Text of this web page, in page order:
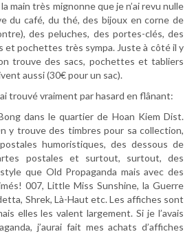
main très mignonne que je n’ai revu nulle
du café, du thé, des bijoux en corne de
des peluches, des portes-clés, des
et pochettes très sympa. Juste à côté il y
trouve des sacs, pochettes et tabliers
aussi (30€ pour un sac).
trouvé vraiment par hasard en flânant:
dans le quartier de Hoan Kiem Dist.
y trouve des timbres pour sa collection,
humoristiques, des dessous de
postales et surtout, surtout, des
que Old Propaganda mais avec des
007, Little Miss Sunshine, la Guerre
Shrek, Là-Haut etc. Les affiches sont
elles les valent largement. Si je l’avais
j’aurai fait mes achats d’affiches